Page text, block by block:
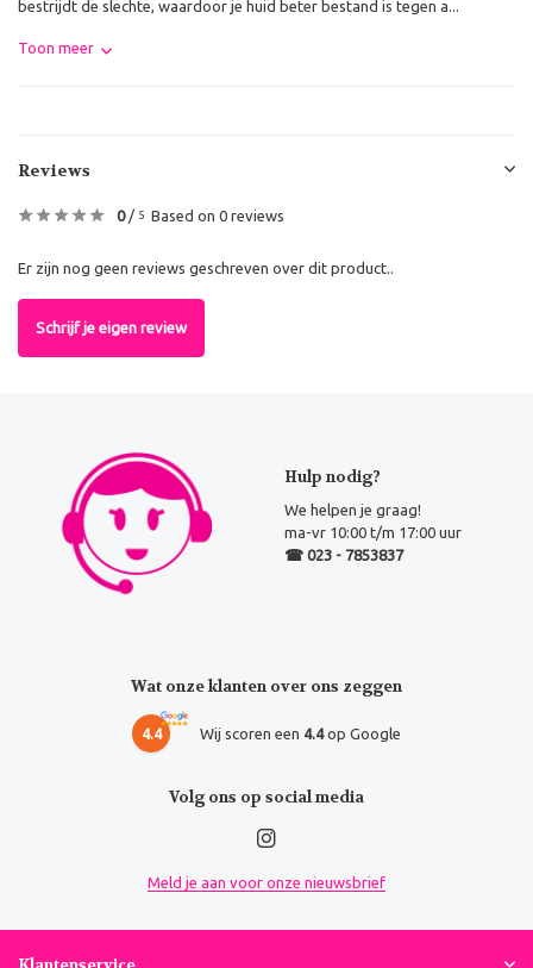
bestrijdt de slechte, waardoor je huid beter bestand is tegen a...
Toon meer
Reviews
0/ 5 Based on 0 reviews
Er zijn nog geen reviews geschreven over dit product..
Schrijf je eigen review
Hulp nodig?
We helpen je graag!
ma-vr 10:00 t/m 17:00 uur
☎ 023 - 7853837
Wat onze klanten over ons zeggen
4.4 Wij scoren een 4.4op Google
Volg ons op social media
Meld je aan voor onze nieuwsbrief